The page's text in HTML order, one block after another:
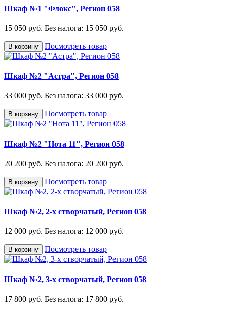
Шкаф №1 "Флокс", Регион 058
15 050 руб. Без налога: 15 050 руб.
В корзину Посмотреть товар
Шкаф №2 "Астра", Регион 058
33 000 руб. Без налога: 33 000 руб.
В корзину Посмотреть товар
Шкаф №2 "Нота 11", Регион 058
20 200 руб. Без налога: 20 200 руб.
В корзину Посмотреть товар
Шкаф №2, 2-х створчатый, Регион 058
12 000 руб. Без налога: 12 000 руб.
В корзину Посмотреть товар
Шкаф №2, 3-х створчатый, Регион 058
17 800 руб. Без налога: 17 800 руб.